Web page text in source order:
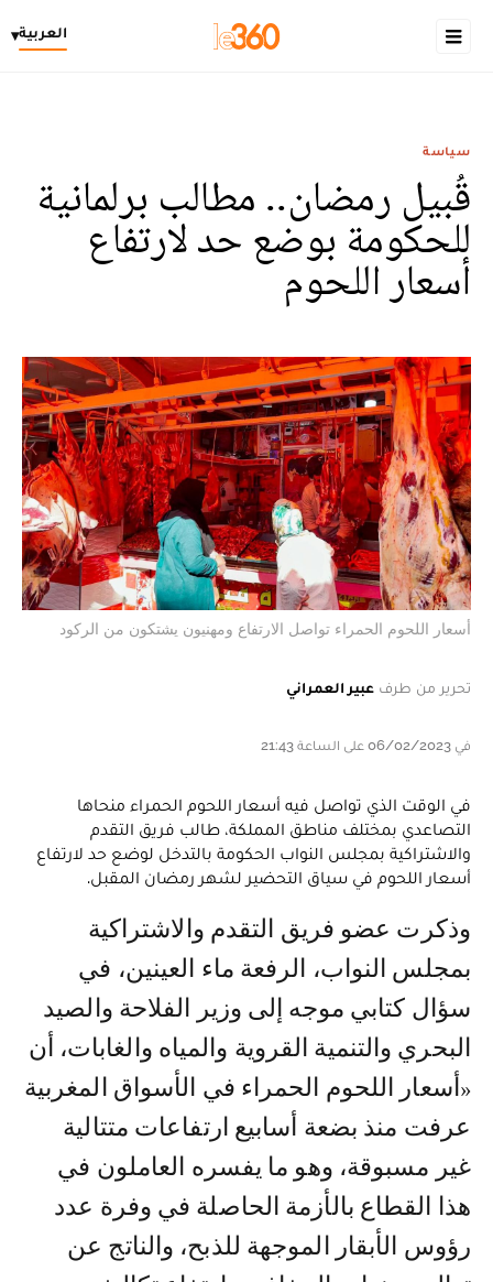
العربية▾
سياسة
قُبيل رمضان.. مطالب برلمانية
للحكومة بوضع حد لارتفاع
أسعار اللحوم
أسعار اللحوم الحمراء تواصل الارتفاع ومهنيون يشتكون من الركود
تحرير من طرف عبير العمراني
في 06/02/2023 على الساعة 21:43
في الوقت الذي تواصل فيه أسعار اللحوم الحمراء منحاها
التصاعدي بمختلف مناطق المملكة، طالب فريق التقدم
والاشتراكية بمجلس النواب الحكومة بالتدخل لوضع حد لارتفاع
أسعار اللحوم في سياق التحضير لشهر رمضان المقبل.
وذكرت عضو فريق التقدم والاشتراكية
بمجلس النواب، الرفعة ماء العينين، في
سؤال كتابي موجه إلى وزير الفلاحة والصيد
البحري والتنمية القروية والمياه والغابات، أن
«أسعار اللحوم الحمراء في الأسواق المغربية
عرفت منذ بضعة أسابيع ارتفاعات متتالية
غير مسبوقة، وهو ما يفسره العاملون في
هذا القطاع بالأزمة الحاصلة في وفرة عدد
رؤوس الأبقار الموجهة للذبح، والناتج عن